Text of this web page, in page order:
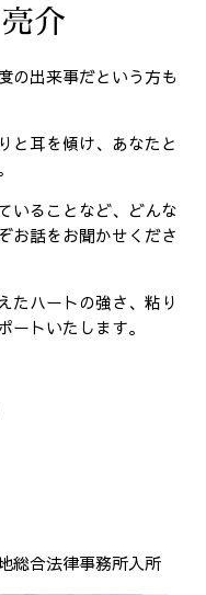
介
の出来事だという方も
と耳を傾け、あなたと
いることなど、どんな
お話をお聞かせくださ
たハートの強さ、粘り
トいたします。
総合法律事務所入所